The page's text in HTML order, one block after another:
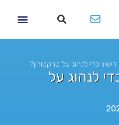
כדי לנהוג על טרקטורון?
לנהוג על